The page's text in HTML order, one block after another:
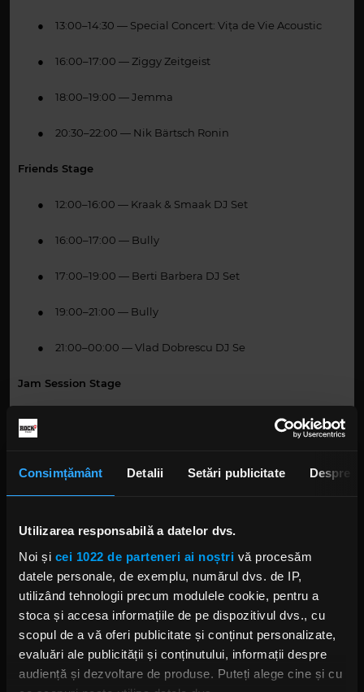
Consimțământ Detalii Setări publicitate Despre
Utilizarea responsabilă a datelor dvs.
Noi și cei 1022 de parteneri ai noștri vă procesăm
datele personale, de exemplu, numărul dvs. de IP,
utilizând tehnologii precum modulele cookie, pentru a
stoca și accesa informațiile de pe dispozitivul dvs., cu
scopul de a vă oferi publicitate și conținut personalizate,
evaluări ale publicității și conținutului, informații despre
audiență și dezvoltare de produse. Puteți alege cine și cu
● 13:00–14:30 — Special Concert: Vița de Vie Acoustic
● 16:00–17:00 — Ziggy Zeitgeist
● 18:00–19:00 — Jemma
● 20:30–22:00 — Nik Bärtsch Ronin
Friends Stage
● 12:00–16:00 — Kraak & Smaak DJ Set
● 16:00–17:00 — Bully
● 17:00–19:00 — Berti Barbera DJ Set
● 19:00–21:00 — Bully
● 21:00–00:00 — Vlad Dobrescu DJ Se
Jam Session Stage
● 15:00 – 16:00 — Platonic Band
●
17:00 – 18:00 — Ola Onabulé & Transylvania Jazz
Ensemble
● 19:00 – 20:30 — Venna
● 22:00 – 23:30 — Arooj Aftab
Alternative Stage